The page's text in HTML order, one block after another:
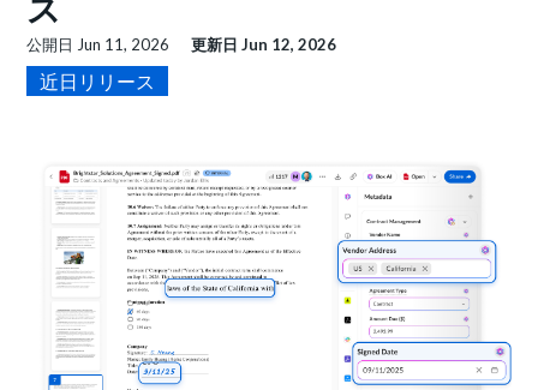
ス
公開日 Jun 11, 2026 更新日Jun 12, 2026
近日リリース